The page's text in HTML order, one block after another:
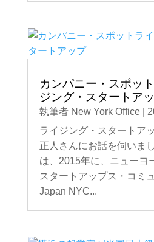
カンパニー・スポッ
ジング・スタートア
執筆者 New York Office|
ライジング・スタートア
正人さんにお話を伺いま
は、2015年に、ニューヨ
スタートアップス・コミ
Japan NYC...